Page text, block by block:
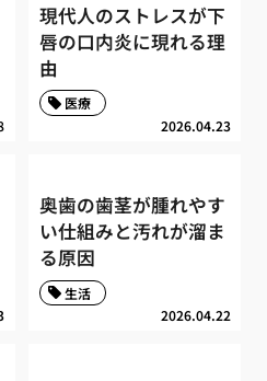
現代人のストレスが下
唇の口内炎に現れる理
由
2026.04.23
医療
奥歯の歯茎が腫れやす
い仕組みと汚れが溜ま
る原因
2026.04.22
生活